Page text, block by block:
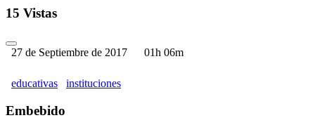
15 Vistas
27 de Septiembre de 2017 01h 06m
educativas instituciones
Embebido